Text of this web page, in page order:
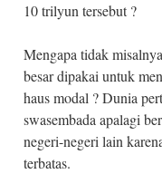
10 trilyun tersebut ?
Mengapa tidak
besar dipakai untuk
haus modal ? Dunia
swasembada apalagi
negeri-negeri lain
terbatas.